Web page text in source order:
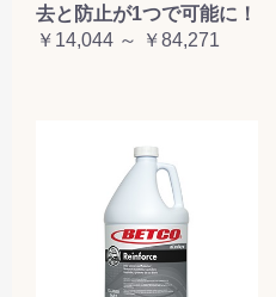
去と防止が1つで可能に！
￥14,044 ～ ￥84,271